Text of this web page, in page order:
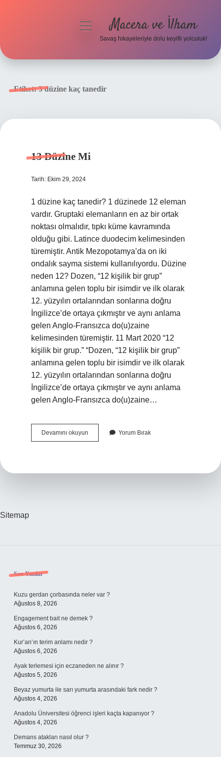
menüyüMacera ve İlham
Savaş hikayeleriyle dolu keyifli yolculuk!
Etiket:3 düzine kaç tanedir
13 Düzine Mi
Tarih: Ekim 29, 2024
1 düzine kaç tanedir? 1 düzinede 12 eleman
vardır. Gruptaki elemanların en az bir ortak
noktası olmalıdır, tıpkı küme kavramında
olduğu gibi. Latince duodecim kelimesinden
türemiştir. Antik Mezopotamya’da on iki
ondalık sayma sistemi kullanılıyordu. Düzine
neden 12? Dozen, “12 kişilik bir grup”
anlamına gelen toplu bir isimdir ve ilk olarak
12. yüzyılın ortalarından sonlarına doğru
İngilizce’de ortaya çıkmıştır ve aynı anlama
gelen Anglo-Fransızca do(u)zaine
kelimesinden türemiştir. 11 Mart 2020 “12
kişilik bir grup.” “Dozen, “12 kişilik bir grup”
anlamına gelen toplu bir isimdir ve ilk olarak
12. yüzyılın ortalarından sonlarına doğru
İngilizce’de ortaya çıkmıştır ve aynı anlama
gelen Anglo-Fransızca do(u)zaine…
Devamını okuyun
Düzine
Yorum Bırak
Sitemap
Sidebar
Son Yazılar
Kuzu gerdan çorbasında neler var ?
Ağustos 8, 2026
Engagement bait ne demek ?
Ağustos 6, 2026
Kur’an’ın terim anlamı nedir ?
Ağustos 6, 2026
Ayak terlemesi için eczaneden ne alınır ?
Ağustos 5, 2026
Beyaz yumurta ile sarı yumurta arasındaki fark nedir ?
Ağustos 4, 2026
Anadolu Üniversitesi öğrenci işleri kaçta kapanıyor ?
Ağustos 4, 2026
Demans atakları nasıl olur ?
Temmuz 30, 2026